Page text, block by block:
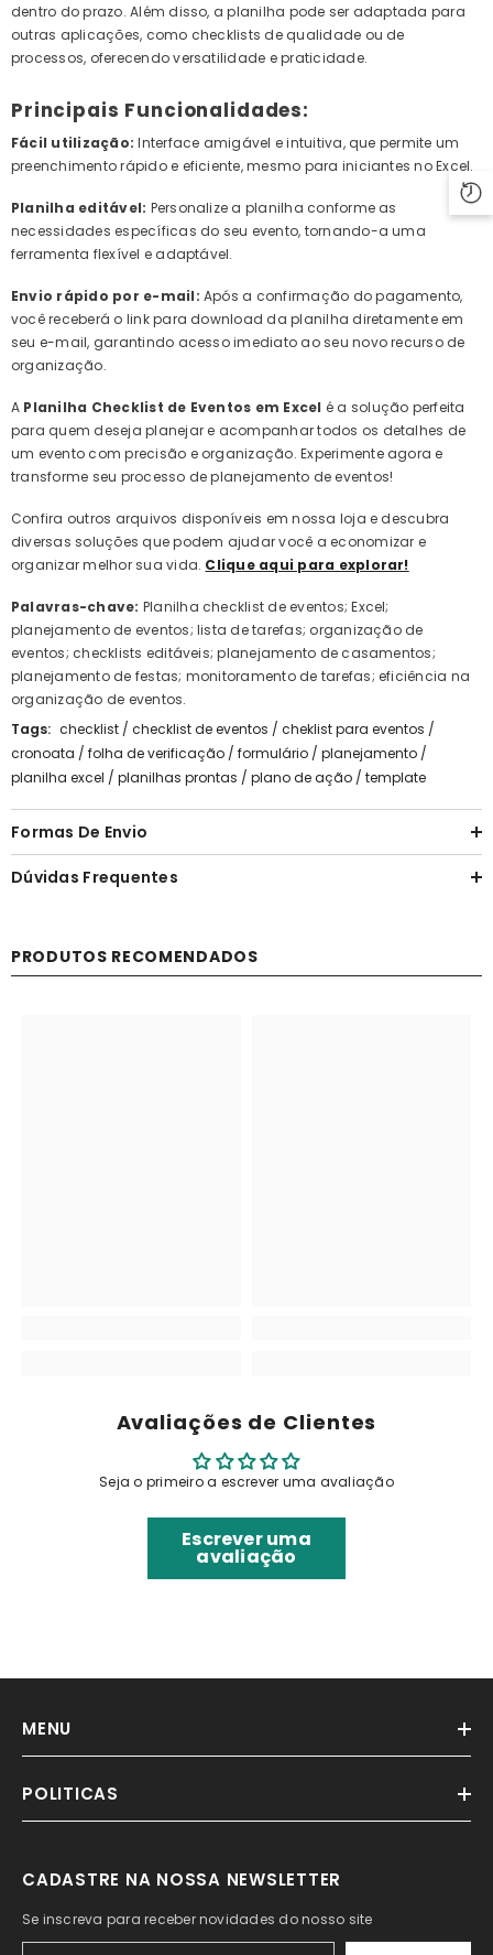
dentro do prazo. Além disso, a planilha pode ser adaptada para
outras aplicações, como checklists de qualidade ou de
processos, oferecendo versatilidade e praticidade.
Principais Funcionalidades:
Fácil utilização:Interface amigável e intuitiva, que permite um
preenchimento rápido e eficiente, mesmo para iniciantes no Excel.
Planilha editável: Personalize a planilha conforme as
necessidades específicas do seu evento, tornando-a uma
ferramenta flexível e adaptável.
Envio rápido por e-mail: Após a confirmação do pagamento,
você receberá o link para download da planilha diretamente em
seu e-mail, garantindo acesso imediato ao seu novo recurso de
organização.
A Planilha Checklist de Eventos em Excel é a solução perfeita
para quem deseja planejar e acompanhar todos os detalhes de
um evento com precisão e organização. Experimente agora e
transforme seu processo de planejamento de eventos!
Confira outros arquivos disponíveis em nossa loja e descubra
diversas soluções que podem ajudar você a economizar e
organizar melhor sua vida. Clique aqui para explorar!
Palavras-chave: Planilha checklist de eventos; Excel;
planejamento de eventos; lista de tarefas; organização de
eventos; checklists editáveis; planejamento de casamentos;
planejamento de festas; monitoramento de tarefas; eficiência na
organização de eventos.
Tags: checklist / checklist de eventos / cheklist para eventos /
cronoata / folha de verificação / formulário / planejamento /
planilha excel / planilhas prontas / plano de ação / template
Formas De Envio
Dúvidas Frequentes
PRODUTOS RECOMENDADOS
Avaliações de Clientes
Seja o primeiro a escrever uma avaliação
Escrever uma
avaliação
MENU
POLITICAS
CADASTRE NA NOSSA NEWSLETTER
Se inscreva para receber novidades do nosso site